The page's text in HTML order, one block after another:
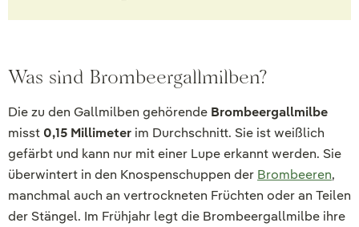
Was sind Brombeergallmilben?
Die zu den Gallmilben gehörende Brombeergallmilbe
misst 0,15 Millimeter im Durchschnitt. Sie ist weißlich
gefärbt und kann nur mit einer Lupe erkannt werden. Sie
überwintert in den Knospenschuppen der Brombeeren,
manchmal auch an vertrockneten Früchten oder an Teilen
der Stängel. Im Frühjahr legt die Brombeergallmilbe ihre